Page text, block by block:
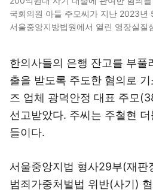
국회의원 아들 주모씨가 지난 2023년
서울중앙지방법원에서 열린 영장실질
한의사들의 은행 잔고를 부풀
출을 받도록 주도한 혐의로
즈 업체 광덕안정 대표 주모
선고받았다. 주씨는 주철현
들이다.
서울중앙지법 형사29부(재판
범죄가중처벌법 위반(사기)